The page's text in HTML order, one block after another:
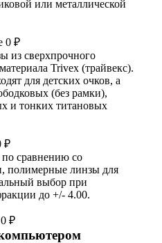
или металлической
0 ₽
из сверхпрочного
Trivex (трайвекс).
для детских очков, а
(без рамки),
и тонких титановых
₽
по сравнению со
полимерные линзы для
выбор при
до +/- 4.00.
0 ₽